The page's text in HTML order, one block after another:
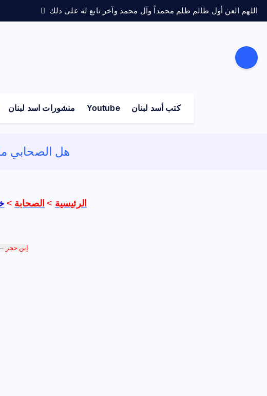
اللهم العن أول ظالم ظلم محمداً وآل محمد وآخر تابع له على ذلك
منشورات اسد لبنان Youtube كتب أسد لبنان
هل الصحابي
الرئيسية > الصحابة >
إبن حجر